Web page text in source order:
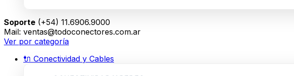
Soporte (+54) 11.6906.9000
Mail: ventas@todoconectores.com.ar
Ver por categoría
🔌 Conectividad y Cables